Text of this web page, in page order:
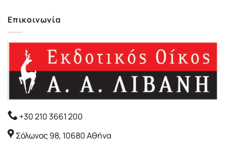
Επικοινωνία
+30 210 3661 200
Σόλωνος 98, 10680 Αθήνα